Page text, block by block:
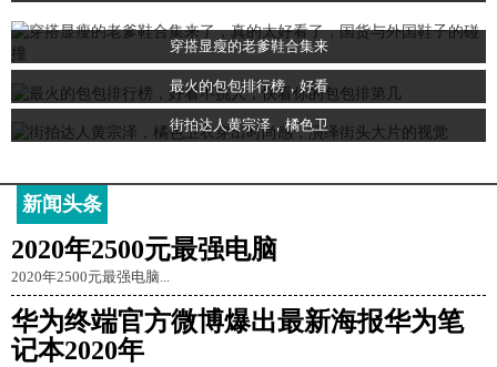
穿搭显瘦的老爹鞋合集来
最火的包包排行榜，好看
街拍达人黄宗泽，橘色卫
新闻头条
2020年2500元最强电脑
2020年2500元最强电脑...
华为终端官方微博爆出最新海报华为笔
记本2020年